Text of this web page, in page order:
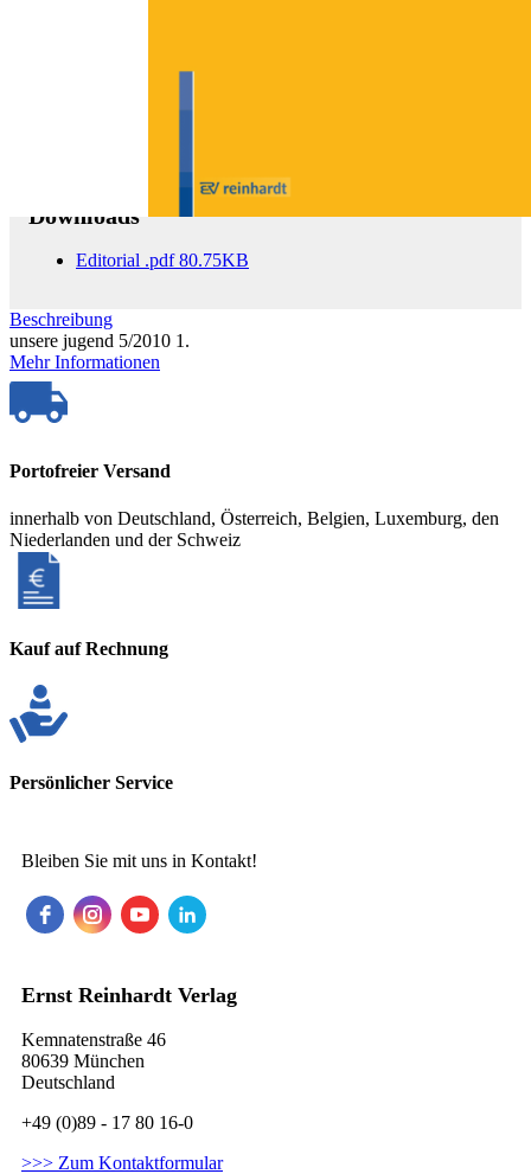
Downloads
Editorial .pdf 80.75KB
Beschreibung
unsere jugend 5/2010 1.
Mehr Informationen
Portofreier Versand
innerhalb von Deutschland, Österreich, Belgien, Luxemburg, den
Niederlanden und der Schweiz
Kauf auf Rechnung
Persönlicher Service
Bleiben Sie mit uns in Kontakt!
Ernst Reinhardt Verlag
Kemnatenstraße 46
80639 München
Deutschland
+49 (0)89 - 17 80 16-0
>>> Zum Kontaktformular